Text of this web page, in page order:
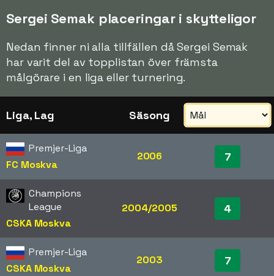
Sergei Semak placeringar i skytteligor
Nedan finner ni alla tillfällen då Sergei Semak
har varit del av topplistan över främsta
målgörare i en liga eller turnering.
Liga, Lag Säsong
Premjer-Liga
FC Moskva
2006 7
Champions
League
CSKA Moskva
2004/2005 4
Premjer-Liga
CSKA Moskva
2003 7